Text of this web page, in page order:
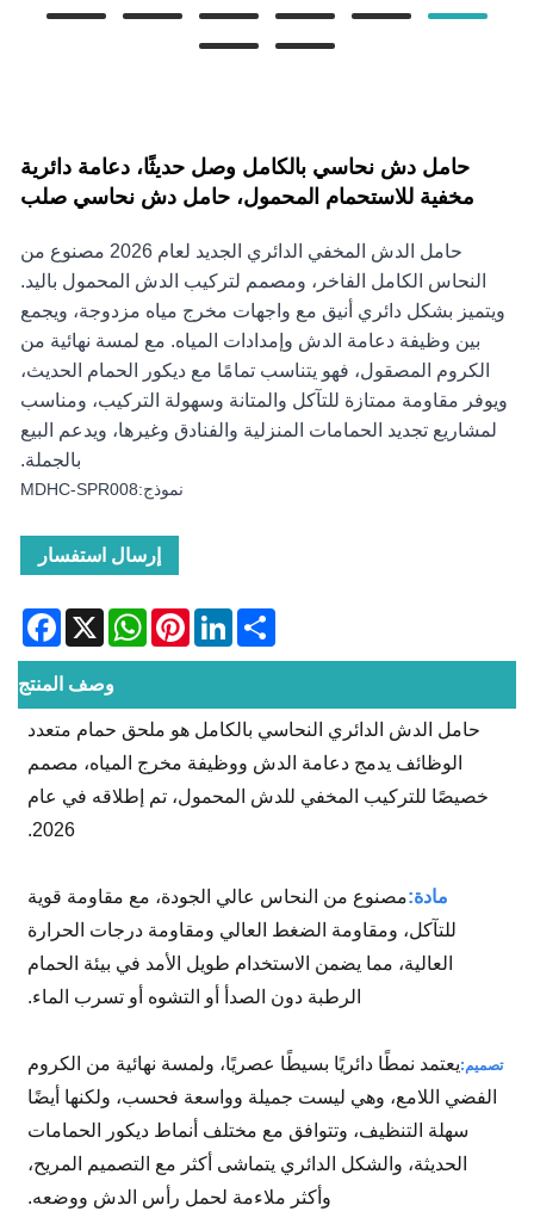
حامل دش نحاسي بالكامل وصل حديثًا، دعامة دائرية
مخفية للاستحمام المحمول، حامل دش نحاسي صلب
حامل الدش المخفي الدائري الجديد لعام 2026 مصنوع من
النحاس الكامل الفاخر، ومصمم لتركيب الدش المحمول باليد.
ويتميز بشكل دائري أنيق مع واجهات مخرج مياه مزدوجة، ويجمع
بين وظيفة دعامة الدش وإمدادات المياه. مع لمسة نهائية من
الكروم المصقول، فهو يتناسب تمامًا مع ديكور الحمام الحديث،
ويوفر مقاومة ممتازة للتآكل والمتانة وسهولة التركيب، ومناسب
لمشاريع تجديد الحمامات المنزلية والفنادق وغيرها، ويدعم البيع
بالجملة.
نموذج:MDHC-SPR008
إرسال استفسار
X
WhatsAppPinterestLinkedInShare
وصف المنتج
حامل الدش الدائري النحاسي بالكامل هو ملحق حمام متعدد
الوظائف يدمج دعامة الدش ووظيفة مخرج المياه، مصمم
خصيصًا للتركيب المخفي للدش المحمول، تم إطلاقه في عام
2026.
مادة:مصنوع من النحاس عالي الجودة، مع مقاومة قوية
للتآكل، ومقاومة الضغط العالي ومقاومة درجات الحرارة
العالية، مما يضمن الاستخدام طويل الأمد في بيئة الحمام
الرطبة دون الصدأ أو التشوه أو تسرب الماء.
تصميم:يعتمد نمطًا دائريًا بسيطًا عصريًا، ولمسة نهائية من الكروم
الفضي اللامع، وهي ليست جميلة وواسعة فحسب، ولكنها أيضًا
سهلة التنظيف، وتتوافق مع مختلف أنماط ديكور الحمامات
الحديثة، والشكل الدائري يتماشى أكثر مع التصميم المريح،
وأكثر ملاءمة لحمل رأس الدش ووضعه.